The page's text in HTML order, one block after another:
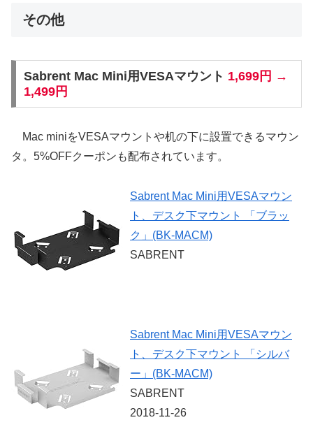
その他
Sabrent Mac Mini用VESAマウント 1,699円 →
1,499円
Mac miniをVESAマウントや机の下に設置できるマウン
タ。5%OFFクーポンも配布されています。
Sabrent Mac Mini用VESAマウン
ト、デスク下マウント 「ブラッ
ク」(BK-MACM)
SABRENT
Sabrent Mac Mini用VESAマウン
ト、デスク下マウント 「シルバ
ー」(BK-MACM)
SABRENT
2018-11-26